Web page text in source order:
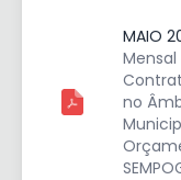
MAIO
no